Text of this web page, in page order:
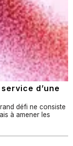
d’une
défi ne consiste
à amener les